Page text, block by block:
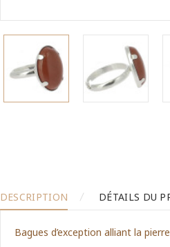
DESCRIPTION DÉTAILS DU
Bagues d’exception alliant la